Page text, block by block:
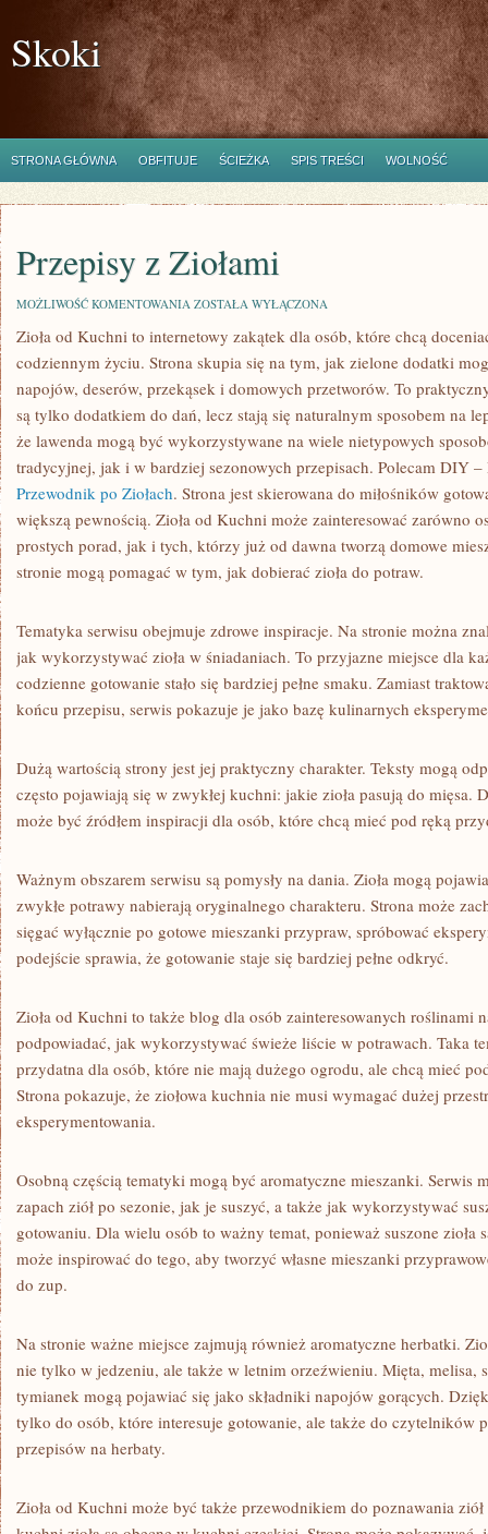
Skoki
STRONA GŁÓWNA OBFITUJE ŚCIEŻKA SPIS TREŚCI WOLNOŚĆ
Przepisy z Ziołami
MOŻLIWOŚĆ KOMENTOWANIA PRZEPISY
ZIOŁAMI
ZOSTAŁA WYŁĄCZONA
Zioła od Kuchni to internetowy zakątek dla osób, które chcą
codziennym życiu. Strona skupia się na tym, jak zielone dodatki
napojów, deserów, przekąsek i domowych przetworów. To
są tylko dodatkiem do dań, lecz stają się naturalnym sposobem na
że lawenda mogą być wykorzystywane na wiele nietypowych
tradycyjnej, jak i w bardziej sezonowych przepisach. Polecam DIY
Przewodnik po Ziołach. Strona jest skierowana do miłośników
większą pewnością. Zioła od Kuchni może zainteresować zarówno
prostych porad, jak i tych, którzy już od dawna tworzą domowe
stronie mogą pomagać w tym, jak dobierać zioła do potraw.
Tematyka serwisu obejmuje zdrowe inspiracje. Na stronie można
jak wykorzystywać zioła w śniadaniach. To przyjazne miejsce dla
codzienne gotowanie stało się bardziej pełne smaku. Zamiast
końcu przepisu, serwis pokazuje je jako bazę kulinarnych
Dużą wartością strony jest jej praktyczny charakter. Teksty mogą
często pojawiają się w zwykłej kuchni: jakie zioła pasują do mięsa.
może być źródłem inspiracji dla osób, które chcą mieć pod ręką
Ważnym obszarem serwisu są pomysły na dania. Zioła mogą
zwykłe potrawy nabierają oryginalnego charakteru. Strona może
sięgać wyłącznie po gotowe mieszanki przypraw, spróbować
podejście sprawia, że gotowanie staje się bardziej pełne odkryć.
Zioła od Kuchni to także blog dla osób zainteresowanych roślinami
podpowiadać, jak wykorzystywać świeże liście w potrawach. Taka
przydatna dla osób, które nie mają dużego ogrodu, ale chcą mieć
Strona pokazuje, że ziołowa kuchnia nie musi wymagać dużej
eksperymentowania.
Osobną częścią tematyki mogą być aromatyczne mieszanki. Serwis
zapach ziół po sezonie, jak je suszyć, a także jak wykorzystywać
gotowaniu. Dla wielu osób to ważny temat, ponieważ suszone zioła
może inspirować do tego, aby tworzyć własne mieszanki
do zup.
Na stronie ważne miejsce zajmują również aromatyczne herbatki.
nie tylko w jedzeniu, ale także w letnim orzeźwieniu. Mięta, melisa,
tymianek mogą pojawiać się jako składniki napojów gorących.
tylko do osób, które interesuje gotowanie, ale także do czytelników
przepisów na herbaty.
Zioła od Kuchni może być także przewodnikiem do poznawania